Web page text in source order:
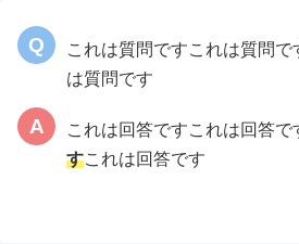
これは質問ですこれは質問
は質問です
これは回答ですこれは回答で
すこれは回答です